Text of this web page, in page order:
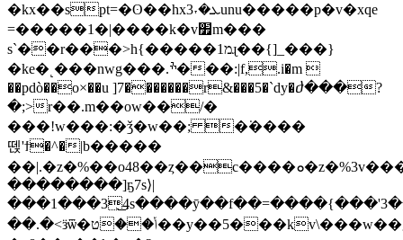
�kx��spt=�ʘ��hxܥ�˕3unu�����p�v�xqe
=�����1�|����k�v׿m���
s`��r���>h{�����1מɻ��{]_���}
�kе�˻���nwg���.ׯ���:|f,.i�m 
��pdò��o×��u ]7�������r&���5�`dy�ⴛ���?
�;>r��.m��ow��/�
���!w���:�ǯ�w��; �͘����
뗁'ϯ�^�|b�����
��|.�z�%��o48��ȥ��c����ܘ�z�%3v���߹
��������]ҕ7s⟩|
���1���3͜4s����ȳ��f��
��.�<ӟѿ�ݳ��ט��y��5���kv\���w��g_���jp���q��ɻ��/